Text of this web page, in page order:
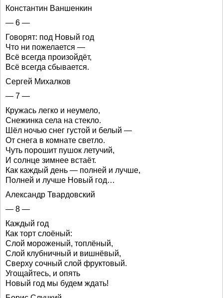
Константин Ваншенкин
— 6 —
Говорят: под Новый год
Что ни пожелается —
Всё всегда произойдёт,
Всё всегда сбывается.
Сергей Михалков
— 7 —
Кружась легко и неумело,
Снежинка села на стекло.
Шёл ночью снег густой и белый —
От снега в комнате светло.
Чуть порошит пушок летучий,
И солнце зимнее встаёт.
Как каждый день — полней и лучше,
Полней и лучше Новый год…
Александр Твардовский
— 8 —
Каждый год
Как торт слоёный:
Слой мороженый, топлёный,
Слой клубничный и вишнёвый,
Сверху сочный слой фруктовый.
Угощайтесь, и опять
Новый год мы будем ждать!